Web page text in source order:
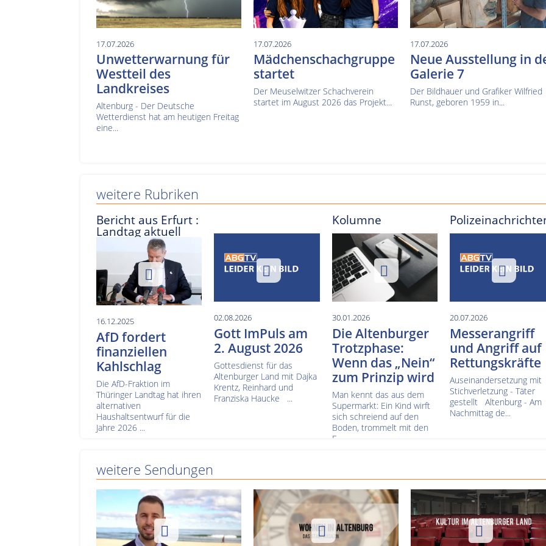
17.07.2026
Unwetterwarnung für
Westteil des
Landkreises
Altenburg - Der Deutsche
Wetterdienst hat am heutigen Freitag
eine...
17.07.2026
Mädchenschachgruppe
startet
Der Meuselwitzer Schachverein
startet im August 2026 das Projekt...
17.07.2026
Neue Ausstellung in
Galerie 7
Der Bildhauer und Grafiker Wilfried
Runst, geboren 1959 in...
weitere Rubriken
Bericht aus Erfurt :
Landtag aktuell
16.12.2025
AfD fordert
finanziellen
Kahlschlag
Die AfD-Fraktion im
Thüringer Landtag hat ihren
alternativen
Haushaltsentwurf für die
Jahre 2026 ...
02.08.2026
Gott ImPuls am
2. August 2026
Gottesdienst für das
Altenburger Land mit Dajka
Krentz, Reinhard und
Franziska Haucke ...
Kolumne
30.01.2026
Die Altenburger
Trotzphase:
Wenn das „Nein“
zum Prinzip wird
Man kennt das aus dem
Supermarkt: Ein Kind wirft
sich schreiend auf den
Boden, trommelt mit den
F...
20.07.2026
Messerangriff
und Angriff auf
Rettungskräfte
Auseinandersetzung mit
Stichverletzung - Täter
gestellt Altenburg - Am
Nachmittag de...
weitere Sendungen